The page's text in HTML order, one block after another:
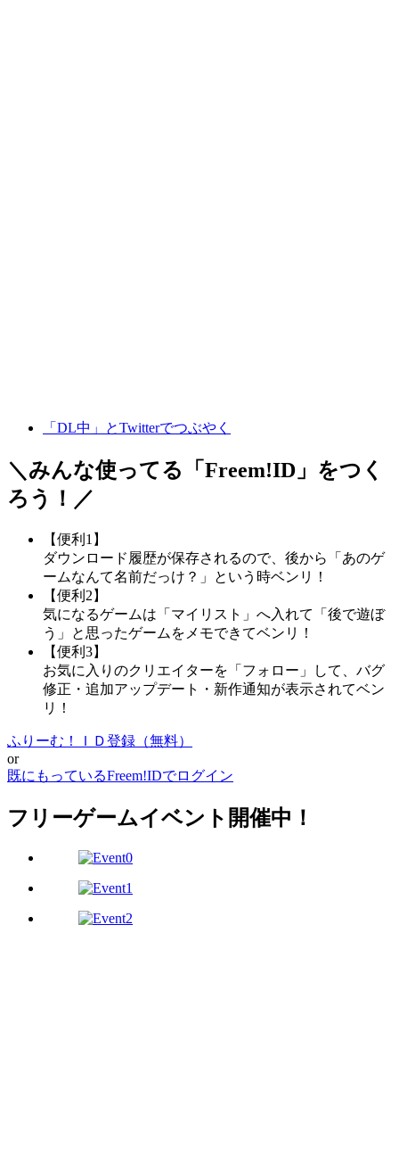
「DL中」とTwitterでつぶやく
＼みんな使ってる「 Freem!ID 」をつく
ろう！／
【便利1】
ダウンロード履歴が保存されるので、後から「あのゲ
ームなんて名前だっけ？」という時ベンリ！
【便利2】
気になるゲームは「マイリスト」へ入れて「後で遊ぼ
う」と思ったゲームをメモできてベンリ！
【便利3】
お気に入りのクリエイターを「フォロー」して、バグ
修正・追加アップデート・新作通知が表示されてベン
リ！
ふりーむ！ＩＤ登録（無料）
or
既にもっているFreem!IDでログイン
フリーゲームイベント開催中！